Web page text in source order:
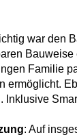
war den
Familie
ermöglicht.
Inklusive
: Auf